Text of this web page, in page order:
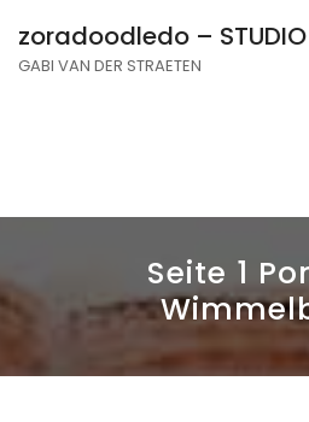
zoradoodledo – STUDIO
GABI VAN DER STRAETEN
Seite 1